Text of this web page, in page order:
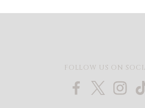
FOLLOW US ON